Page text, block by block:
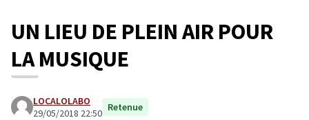
UN LIEU DE PLEIN AIR POUR
LA MUSIQUE
LOCALOLABO
29/05/2018 22:50 Retenue